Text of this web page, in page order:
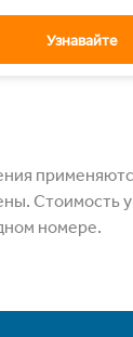
Узнавайте
Стоимость
номере.